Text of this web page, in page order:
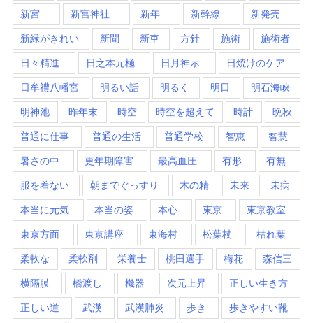
新宮 新宮神社 新年 新幹線 新発売
新緑がきれい 新聞 新車 方針 施術 施術者
日々精進 日之本元極 日月神示 日焼けのケア
日牟禮八幡宮 明るい話 明るく 明日 明石海峡
明神池 昨年末 時空 時空を超えて 時計 晩秋
普通に仕事 普通の生活 普通学校 智恵 智慧
暑さの中 更年期障害 最高血圧 有形 有無
服を着ない 朝までぐっすり 木の精 未来 未病
本当に元気 本当の姿 本心 東京 東京教室
東京方面 東京講座 東海村 松葉杖 枯れ葉
柔軟な 柔軟剤 栄養士 桃田選手 梅花 森信三
横隔膜 橋渡し 機器 次元上昇 正しい生き方
正しい道 武漢 武漢肺炎 歩き 歩きやすい靴